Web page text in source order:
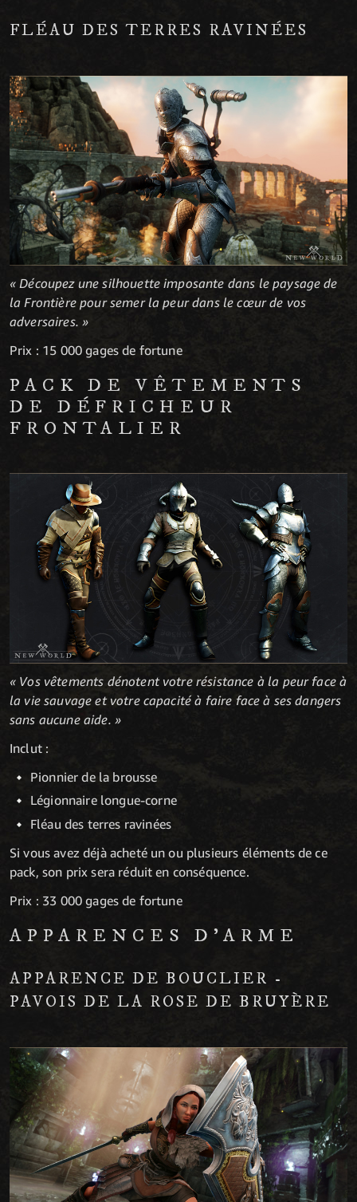
FLÉAU DES TERRES RAVINÉES
« Découpez une silhouette imposante dans le paysage de
la Frontière pour semer la peur dans le cœur de vos
adversaires. »
Prix : 15 000 gages de fortune
PACK DE VÊTEMENTS
DE DÉFRICHEUR
FRONTALIER
« Vos vêtements dénotent votre résistance à la peur face à
la vie sauvage et votre capacité à faire face à ses dangers
sans aucune aide. »
Inclut :
Pionnier de la brousse
Légionnaire longue-corne
Fléau des terres ravinées
Si vous avez déjà acheté un ou plusieurs éléments de ce
pack, son prix sera réduit en conséquence.
Prix : 33 000 gages de fortune
APPARENCES D'ARME
APPARENCE DE BOUCLIER -
PAVOIS DE LA ROSE DE BRUYÈRE